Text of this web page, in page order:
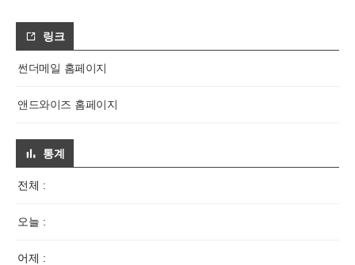
링크
썬더메일 홈페이지
앤드와이즈 홈페이지
통계
전체 :
오늘 :
어제 :